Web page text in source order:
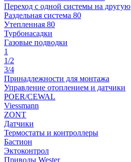
Переход с одной системы на другую
Раздельная система 80
Утепленная 80
Турбонасадки
Газовые подводки
1
1/2
3/4
Принадлежности для монтажа
Управление отоплением и датчики
POER/CEWAL
Viessmann
ZONT
Датчики
Термостаты и контроллеры
Бастион
Эктоконтрол
Приводы Wester